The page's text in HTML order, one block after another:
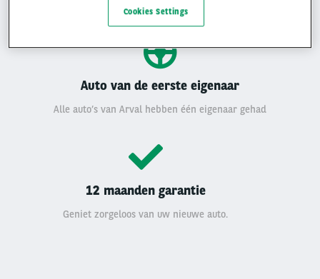
Auto van de eerste eigenaar
Alle auto’s van Arval hebben één eigenaar gehad
12 maanden garantie
Geniet zorgeloos van uw nieuwe auto.
Cookies Settings